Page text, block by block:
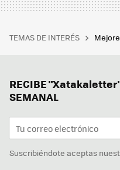
TEMAS DE INTERÉS
RECIBE
SEMANAL
Suscribiéndote aceptas